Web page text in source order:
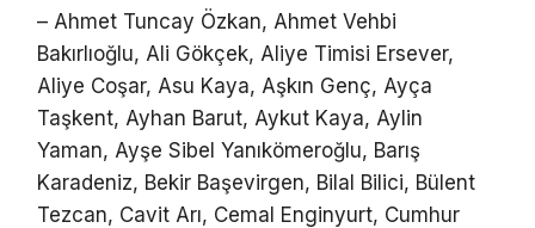
– Ahmet Tuncay Özkan, Ahmet Vehbi
Bakırlıoğlu, Ali Gökçek, Aliye Timisi Ersever,
Aliye Coşar, Asu Kaya, Aşkın Genç, Ayça
Taşkent, Ayhan Barut, Aykut Kaya, Aylin
Yaman, Ayşe Sibel Yanıkömeroğlu, Barış
Karadeniz, Bekir Başevirgen, Bilal Bilici, Bülent
Tezcan, Cavit Arı, Cemal Enginyurt, Cumhur